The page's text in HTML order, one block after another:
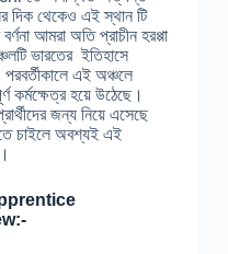
দিক থেকেও এই স্থান টি
আমরা অতি প্রাচীন হরপ্পা
ভারতের ইতিহাসে
এই অঞ্চলে
হয়ে উঠেছে।
জন্য নিয়ে এসেছে
চাইলে অবশ্যই এই